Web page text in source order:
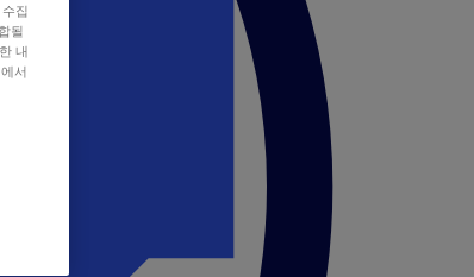
집
될
내
서